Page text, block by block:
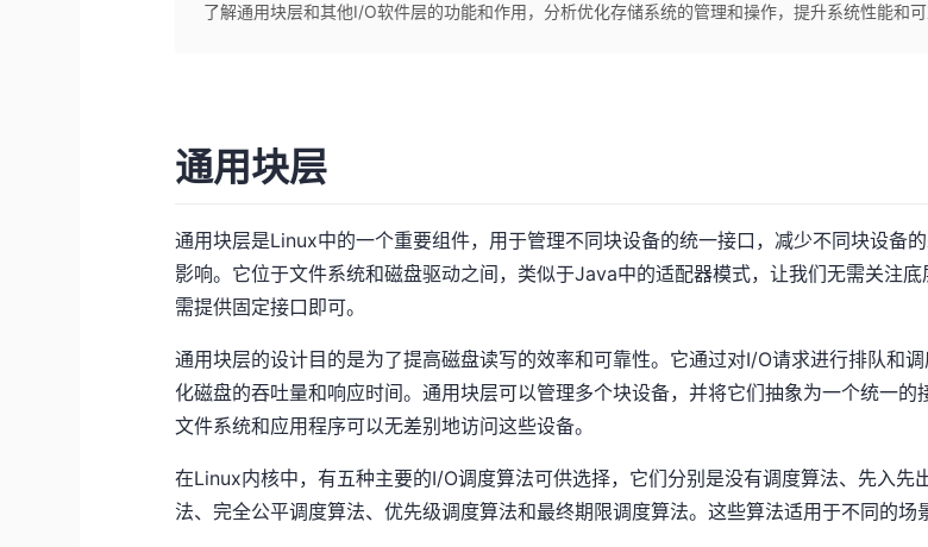
了解通用块层和其他I/O软件层的功能和作用，分析优化存储系统的管理和操作，提升系统性能和可
通用块层
通用块层是Linux中的一个重要组件，用于管理不同块设备的统一接口，减少不同块设备
影响。它位于文件系统和磁盘驱动之间，类似于Java中的适配器模式，让我们无需关注底
需提供固定接口即可。
通用块层的设计目的是为了提高磁盘读写的效率和可靠性。它通过对I/O请求进行排队和
化磁盘的吞吐量和响应时间。通用块层可以管理多个块设备，并将它们抽象为一个统一的
文件系统和应用程序可以无差别地访问这些设备。
在Linux内核中，有五种主要的I/O调度算法可供选择，它们分别是没有调度算法、先入先
法、完全公平调度算法、优先级调度算法和最终期限调度算法。这些算法适用于不同的场